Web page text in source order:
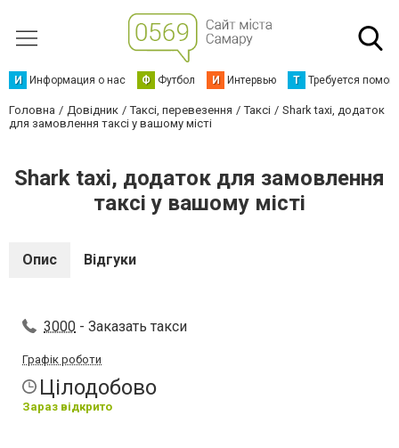
И Информация о нас Ф Футбол И Интервью Т Требуется
Головна Довідник Таксі, перевезення Таксі
Shark taxi, додаток
для замовлення таксі у вашому місті
Shark taxi, додаток для замовлення
таксі у вашому місті
Опис Відгуки
3000 - Заказать такси
Графік роботи
Цілодобово
Зараз відкрито